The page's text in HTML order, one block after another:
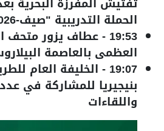
الحملة التدريبية "صيف-2026"
19:53
-عطاف يزور متحف
العظمى بالعاصمة
19:07
- الخليفة العام
بنيجيريا للمشاركة في
واللقاءات